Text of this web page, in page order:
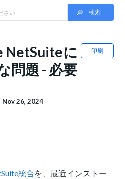
印刷
NetSuiteに
問題 - 必要
Nov 26, 2024
統合を、最近インストー